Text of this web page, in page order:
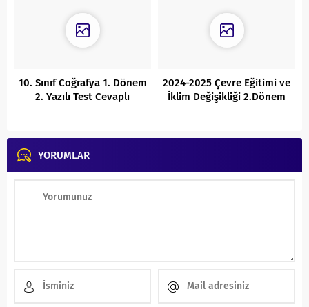
10. Sınıf Coğrafya 1. Dönem
2. Yazılı Test Cevaplı
2024-2025 Çevre Eğitimi ve
İklim Değişikliği 2.Dönem
YORUMLAR